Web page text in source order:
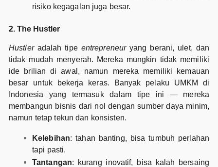
risiko kegagalan juga besar.
2. The Hustler
Hustler adalah tipe entrepreneuryang berani, ulet, dan
tidak mudah menyerah. Mereka mungkin tidak memiliki
ide brilian di awal, namun mereka memiliki kemauan
besar untuk bekerja keras. Banyak pelaku UMKM di
Indonesia yang termasuk dalam tipe ini — mereka
membangun bisnis dari nol dengan sumber daya minim,
namun tetap tekun dan konsisten.
Kelebihan: tahan banting, bisa tumbuh perlahan
tapi pasti.
Tantangan: kurang inovatif, bisa kalah bersaing